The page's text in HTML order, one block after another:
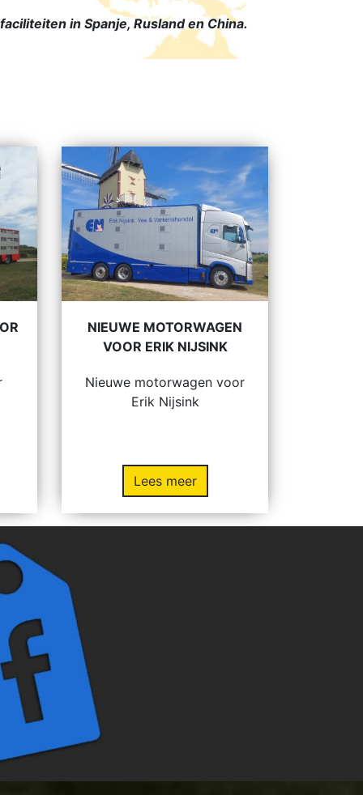
in Spanje, Rusland en China.
NIEUWE MOTORWAGEN
VOOR ERIK NIJSINK
Nieuwe motorwagen voor
Erik Nijsink
Lees meer